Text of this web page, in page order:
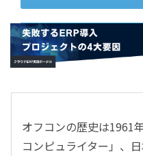
ERP
会計
CRM／営業支援／Eコ
DX（2025年の崖）／
オフコンの歴史は1961
コンピュライター」、